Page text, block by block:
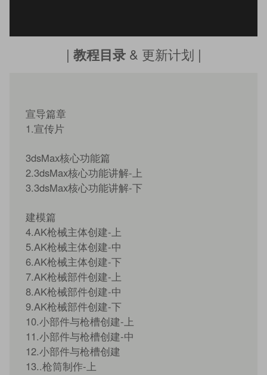
| 教程目录& 更新计划 |
宣导篇章
1.宣传片
3dsMax核心功能篇
2.3dsMax核心功能讲解-上
3.3dsMax核心功能讲解-下
建模篇
4.AK枪械主体创建-上
5.AK枪械主体创建-中
6.AK枪械主体创建-下
7.AK枪械部件创建-上
8.AK枪械部件创建-中
9.AK枪械部件创建-下
10.小部件与枪槽创建-上
11.小部件与枪槽创建-中
12.小部件与枪槽创建
13..枪筒制作-上